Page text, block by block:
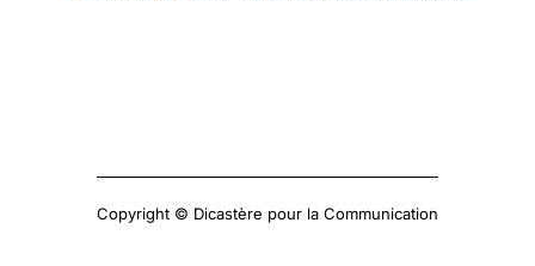
Copyright © Dicastère pour la Communication